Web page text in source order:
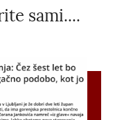
sami....